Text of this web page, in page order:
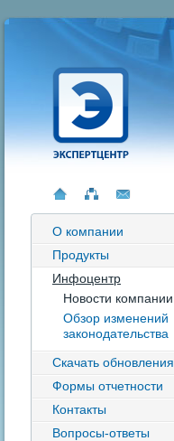
О компании
Продукты
Инфоцентр
Новости компании
Обзор изменений
законодательства
Скачать обновления
Формы отчетности
Контакты
Вопросы-ответы